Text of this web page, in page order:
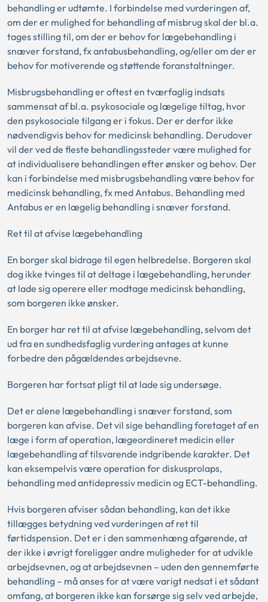
behandling er udtømte. I forbindelse med vurderingen af,
om der er mulighed for behandling af misbrug skal der bl.a.
tages stilling til, om der er behov for lægebehandling i
snæver forstand, fx antabusbehandling, og/eller om der er
behov for motiverende og støttende foranstaltninger.
Misbrugsbehandling er oftest en tværfaglig indsats
sammensat af bl.a. psykosociale og lægelige tiltag, hvor
den psykosociale tilgang er i fokus. Der er derfor ikke
nødvendigvis behov for medicinsk behandling. Derudover
vil der ved de fleste behandlingssteder være mulighed for
at individualisere behandlingen efter ønsker og behov. Der
kan i forbindelse med misbrugsbehandling være behov for
medicinsk behandling, fx med Antabus. Behandling med
Antabus er en lægelig behandling i snæver forstand.
Ret til at afvise lægebehandling
En borger skal bidrage til egen helbredelse. Borgeren skal
dog ikke tvinges til at deltage i lægebehandling, herunder
at lade sig operere eller modtage medicinsk behandling,
som borgeren ikke ønsker.
En borger har ret til at afvise lægebehandling, selvom det
ud fra en sundhedsfaglig vurdering antages at kunne
forbedre den pågældendes arbejdsevne.
Borgeren har fortsat pligt til at lade sig undersøge.
Det er alene lægebehandling i snæver forstand, som
borgeren kan afvise. Det vil sige behandling foretaget af en
læge i form af operation, lægeordineret medicin eller
lægebehandling af tilsvarende indgribende karakter. Det
kan eksempelvis være operation for diskusprolaps,
behandling med antidepressiv medicin og ECT-behandling.
Hvis borgeren afviser sådan behandling, kan det ikke
tillægges betydning ved vurderingen af ret til
førtidspension. Det er i den sammenhæng afgørende, at
der ikke i øvrigt foreligger andre muligheder for at udvikle
arbejdsevnen, og at arbejdsevnen – uden den gennemførte
behandling – må anses for at være varigt nedsat i et sådant
omfang, at borgeren ikke kan forsørge sig selv ved arbejde,